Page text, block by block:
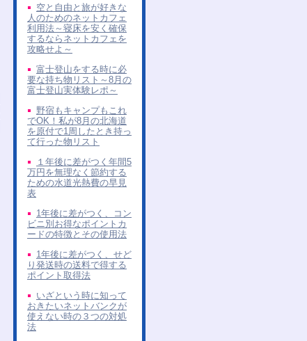
空と自由と旅が好きな
人のためのネットカフェ
利用法～寝床を安く確保
するならネットカフェを
攻略せよ～
富士登山をする時に必
要な持ち物リスト～8月の
富士登山実体験レポ～
野宿もキャンプもこれ
でOK！私が8月の北海道
を原付で1周したとき持っ
て行った物リスト
１年後に差がつく年間5
万円を無理なく節約する
ための水道光熱費の早見
表
1年後に差がつく、コン
ビニ別お得なポイントカ
ードの特徴とその使用法
1年後に差がつく、せど
り発送時の送料で得する
ポイント取得法
いざという時に知って
おきたいネットバンクが
使えない時の３つの対処
法